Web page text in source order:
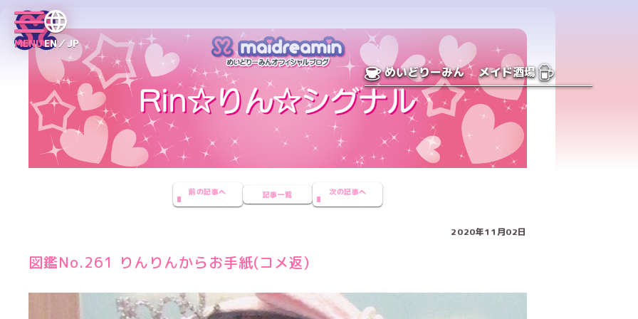
MENUEN／JP
めいどりーみん メイド酒場
前の記事へ 記事一覧 次の記事へ
2020年11月02日
図鑑No.261 りんりんからお手紙(コメ返)